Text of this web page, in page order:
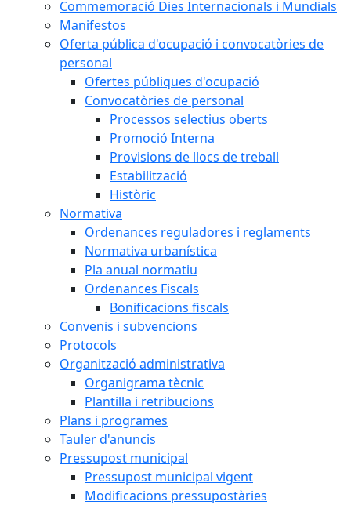
Commemoració Dies Internacionals i Mundials
Manifestos
Oferta pública d'ocupació i convocatòries de
personal
Ofertes públiques d'ocupació
Convocatòries de personal
Processos selectius oberts
Promoció Interna
Provisions de llocs de treball
Estabilització
Històric
Normativa
Ordenances reguladores i reglaments
Normativa urbanística
Pla anual normatiu
Ordenances Fiscals
Bonificacions fiscals
Convenis i subvencions
Protocols
Organització administrativa
Organigrama tècnic
Plantilla i retribucions
Plans i programes
Tauler d'anuncis
Pressupost municipal
Pressupost municipal vigent
Modificacions pressupostàries